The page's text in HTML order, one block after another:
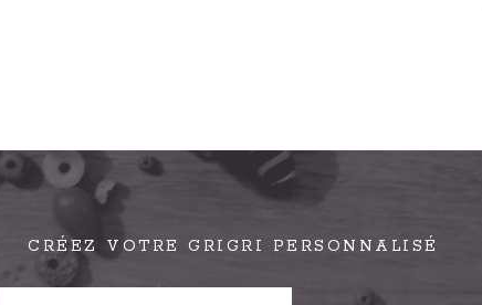
CRÉEZ VOTRE GRIGRI PERSONNALISÉ